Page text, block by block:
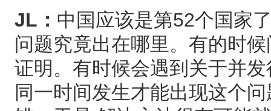
JL： 中国应该是第52个国家
问题究竟出在哪里。有的时
证明。有时候会遇到关于并
同一时间发生才能出现这个